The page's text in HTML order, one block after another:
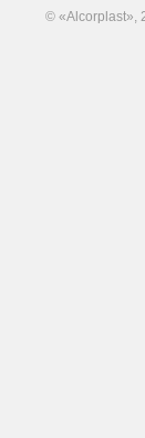
© «Alcorplast»,